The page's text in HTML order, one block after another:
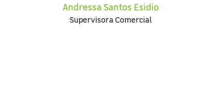
Andressa Santos Esidio
Supervisora Comercial